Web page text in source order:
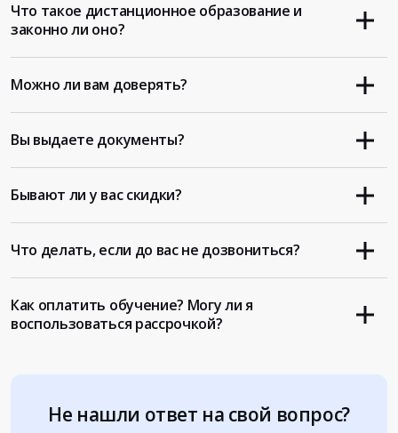
Не нашли ответ на свой вопрос?
Что такое дистанционное образование и
законно ли оно?
Можно ли вам доверять?
Вы выдаете документы?
Бывают ли у вас скидки?
Что делать, если до вас не дозвониться?
Как оплатить обучение? Могу ли я
воспользоваться рассрочкой?